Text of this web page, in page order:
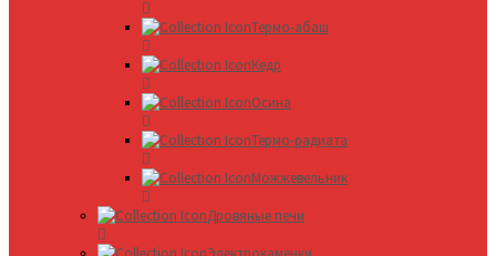
Термо-абаш
Кедр
Осина
Термо-радиата
Можжевельник
Дровяные печи